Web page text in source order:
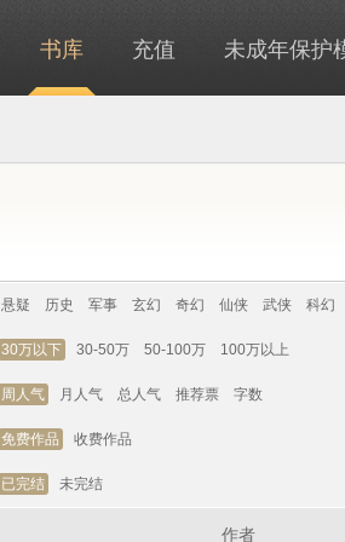
书库 充值 未成年保护
悬疑 历史 军事 玄幻 奇幻 仙侠 武侠 科幻
30万以下 30-50万 50-100万 100万以上
周人气 月人气 总人气 推荐票 字数
免费作品 收费作品
已完结 未完结
作者